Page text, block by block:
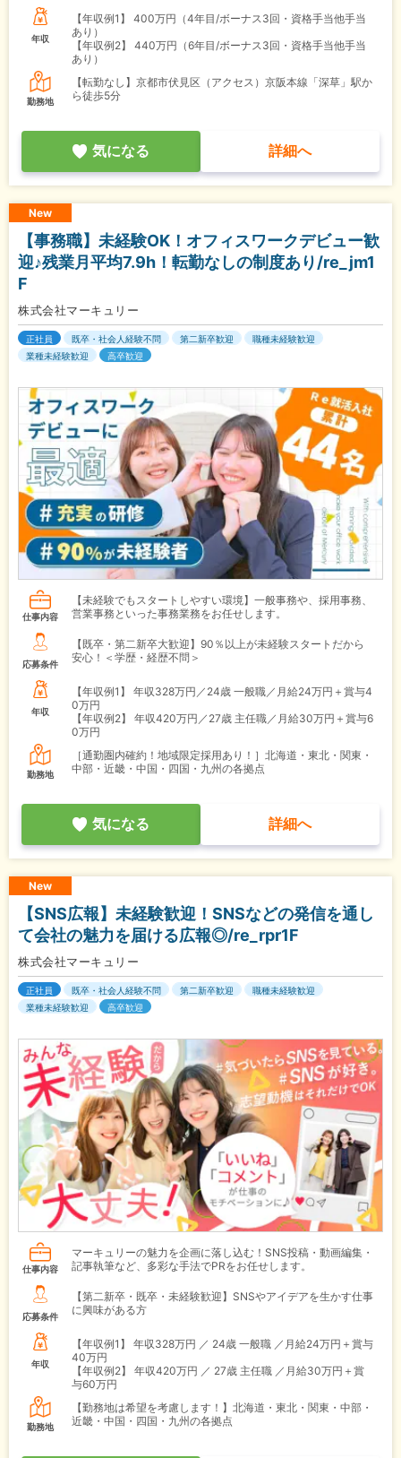
年収
【年収例1】
400万円（4年目/ボーナス3回・資格手当他手当
あり）
【年収例2】
440万円（6年目/ボーナス3回・資格手当他手当
あり）
勤務地
【転勤なし】京都市伏見区（アクセス）京阪本線「深草」駅か
ら徒歩5分
気になる 詳細へ
New
【事務職】未経験OK！オフィスワークデビュー歓
迎♪残業月平均7.9h！転勤なしの制度あり/re_jm1
F
株式会社マーキュリー
正社員 既卒・社会人経験不問 第二新卒歓迎
職種未経験歓迎
業種未経験歓迎
高卒歓迎
仕事内容
【未経験でもスタートしやすい環境】一般事務や、採用事務、
営業事務といった事務業務をお任せします。
応募条件
【既卒・第二新卒大歓迎】90％以上が未経験スタートだから
安心！＜学歴・経歴不問＞
年収
【年収例1】
年収328万円／24歳 一般職／月給24万円＋賞与4
0万円
【年収例2】
年収420万円／27歳 主任職／月給30万円＋賞与6
0万円
勤務地
［通勤圏内確約！地域限定採用あり！］北海道・東北・関東・
中部・近畿・中国・四国・九州の各拠点
気になる 詳細へ
New
【SNS広報】未経験歓迎！SNSなどの発信を通し
て会社の魅力を届ける広報◎/re_rpr1F
株式会社マーキュリー
正社員 既卒・社会人経験不問 第二新卒歓迎
職種未経験歓迎
業種未経験歓迎
高卒歓迎
仕事内容
マーキュリーの魅力を企画に落し込む！SNS投稿・動画編集・
記事執筆など、多彩な手法でPRをお任せします。
応募条件
【第二新卒・既卒・未経験歓迎】SNSやアイデアを生かす仕事
に興味がある方
年収
【年収例1】
年収328万円 ／ 24歳 一般職 ／月給24万円＋賞与
40万円
【年収例2】
年収420万円 ／ 27歳 主任職 ／月給30万円＋賞
与60万円
勤務地
【勤務地は希望を考慮します！】北海道・東北・関東・中部・
近畿・中国・四国・九州の各拠点